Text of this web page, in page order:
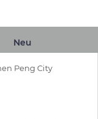
Neu
Peng City